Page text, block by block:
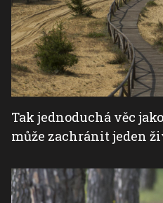
Tak jednoduchá věc
může zachránit jeden